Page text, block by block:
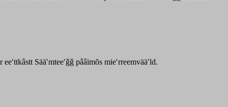
Sääʹmteeʹǧǧ pââimõs mieʹrreemvääʹld.